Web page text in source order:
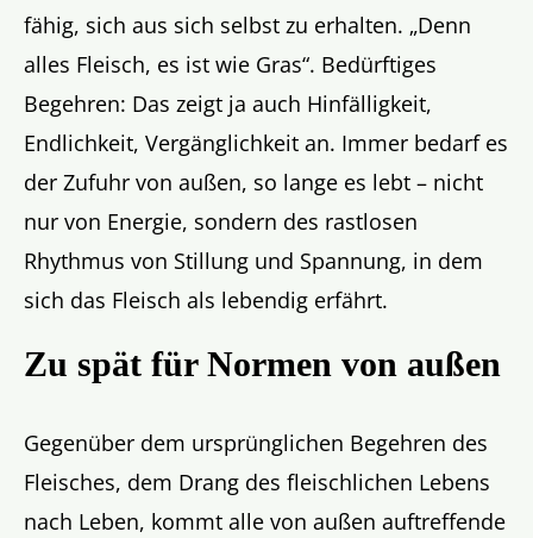
fähig, sich aus sich selbst zu erhalten. „Denn
alles Fleisch, es ist wie Gras“. Bedürftiges
Begehren: Das zeigt ja auch Hinfälligkeit,
Endlichkeit, Vergänglichkeit an. Immer bedarf es
der Zufuhr von außen, so lange es lebt – nicht
nur von Energie, sondern des rastlosen
Rhythmus von Stillung und Spannung, in dem
sich das Fleisch als lebendig erfährt.
Zu spät für Normen von außen
Gegenüber dem ursprünglichen Begehren des
Fleisches, dem Drang des fleischlichen Lebens
nach Leben, kommt alle von außen auftreffende